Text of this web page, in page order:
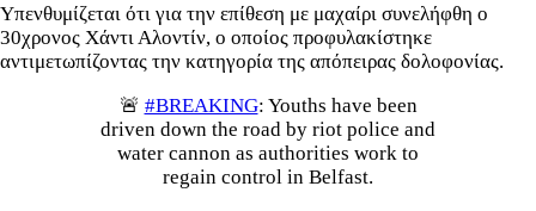
Υπενθυμίζεται ότι για την επίθεση με μαχαίρι συνελήφθη ο
30χρονος Χάντι Αλοντίν, ο οποίος προφυλακίστηκε
αντιμετωπίζοντας την κατηγορία της απόπειρας δολοφονίας.
🚨 #BREAKING: Youths have been
driven down the road by riot police and
water cannon as authorities work to
regain control in Belfast.